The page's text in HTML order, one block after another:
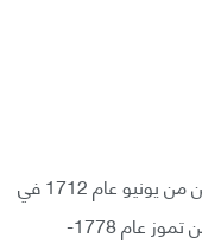
جان جاك روسو -المولود في الثامن والعشرين من يونيو عام 1712 في
مدينة جنيف بسويسرا والمتوفى في الثاني من تموز عام 1778-